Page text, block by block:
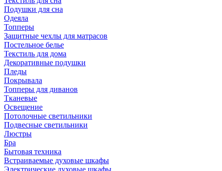
Подушки для сна
Одеяла
Топперы
Защитные чехлы для матрасов
Постельное белье
Текстиль для дома
Декоративные подушки
Пледы
Покрывала
Топперы для диванов
Тканевые
Освещение
Потолочные светильники
Подвесные светильники
Люстры
Бра
Бытовая техника
Встраиваемые духовые шкафы
Электрические духовые шкафы